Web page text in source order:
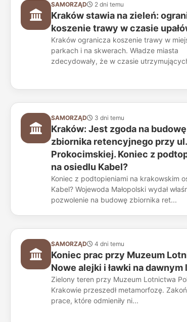
SAMORZĄD 2 dni temu
Kraków stawia na zieleń:
koszenie trawy w czasie
Kraków ogranicza koszenie trawy w
parkach i na skwerach. Władze miasta
zdecydowały, że w czasie
SAMORZĄD 3 dni temu
Kraków: Jest zgoda na budowę
zbiornika retencyjnego przy ul.
Prokocimskiej. Koniec z
na osiedlu Kabel?
Koniec z podtopieniami na krakowskim
Kabel? Wojewoda Małopolski wydał
pozwolenie na budowę zbiornika ret...
SAMORZĄD 4 dni temu
Koniec prac przy Muzeum
Nowe alejki i ławki na
Zielony teren przy Muzeum Lotnictwa
Krakowie przeszedł metamorfozę.
prace, które odmieniły ni...